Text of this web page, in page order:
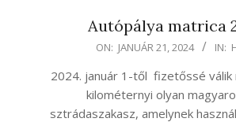
Autópálya matrica
21
ON: JANUÁR 21, 2024 IN:
2024. január 1-től fizetőssé válik
kilométernyi olyan
sztrádaszakasz, amelynek